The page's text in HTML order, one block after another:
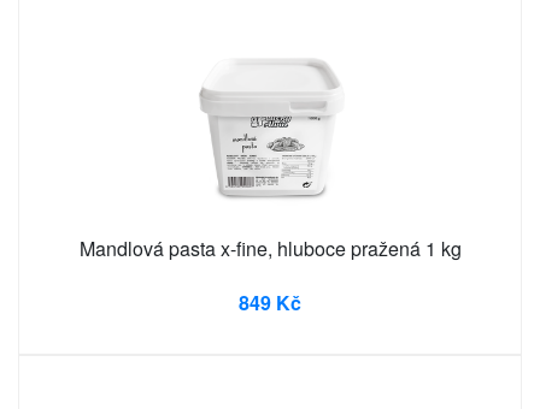
Mandlová pasta x-fine, hluboce pražená 1 kg
849 Kč